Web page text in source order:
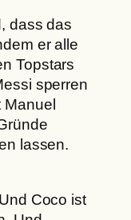
dass das
er alle
Topstars
sperren
lassen.
Coco ist